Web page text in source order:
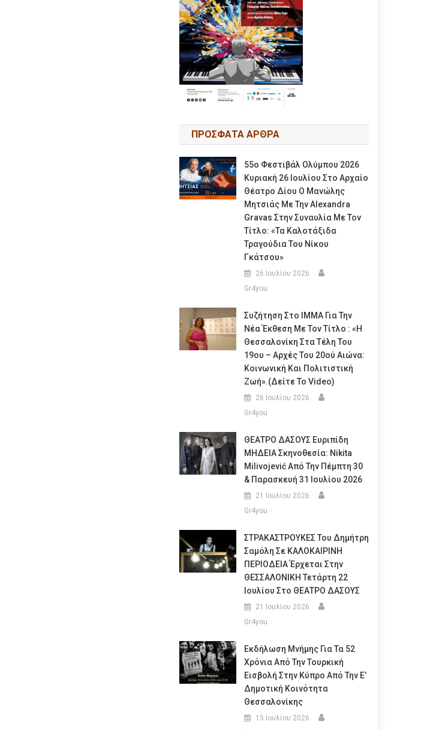
ΠΡΟΣΦΑΤΑ ΑΡΘΡΑ
55ο Φεστιβάλ Ολύμπου 2026
Κυριακή 26 Ιουλίου Στο Αρχαίο
Θέατρο Δίου Ο Μανώλης
Μητσιάς Με Την Alexandra
Gravas Στην Συναυλία Με Τον
Τίτλο: «τα Καλοτάξιδα
Τραγούδια Του Νίκου
Γκάτσου»
26 Ιουλίου 2026
Gr4you
Συζήτηση Στο ΙΜΜΑ Για Την
Νέα Έκθεση Με Τον Τίτλο : «Η
Θεσσαλονίκη Στα Τέλη Του
19ου – Αρχές Του 20ού Αιώνα:
Κοινωνική Και Πολιτιστική
Ζωή».(Δείτε Το Video)
26 Ιουλίου 2026
Gr4you
ΘΕΑΤΡΟ ΔΑΣΟΥΣ Ευριπίδη
ΜΗΔΕΙΑ Σκηνοθεσία: Nikita
Milivojević Από Την Πέμπτη 30
& Παρασκευή 31 Ιουλίου 2026
21 Ιουλίου 2026
Gr4you
ΣΤΡΑΚΑΣΤΡΟΥΚΕΣ Του Δημήτρη
Σαμόλη Σε ΚΑΛΟΚΑΙΡΙΝΗ
ΠΕΡΙΟΔΕΙΑ Έρχεται Στην
ΘΕΣΣΑΛΟΝΙΚΗ Τετάρτη 22
Ιουλίου Στο ΘΕΑΤΡΟ ΔΑΣΟΥΣ
21 Ιουλίου 2026
Gr4you
Εκδήλωση Μνήμης Για Τα 52
Χρόνια Από Την Τουρκική
Εισβολή Στην Κύπρο Από Την Ε’
Δημοτική Κοινότητα
Θεσσαλονίκης
15 Ιουλίου 2026